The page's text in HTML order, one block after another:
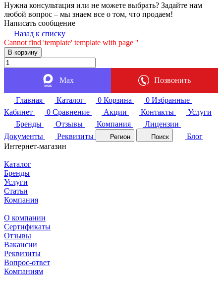
Нужна консультация или не можете выбрать? Задайте нам
любой вопрос – мы знаем все о том, что продаем!
Написать сообщение
Назад к списку
Cannot find 'template' template with page ''
В корзину
Max Позвонить
Главная Каталог 0 Корзина 0 Избранные
Кабинет
0 Сравнение Акции Контакты
Услуги
Бренды
Отзывы Компания
Лицензии
Документы
Реквизиты Регион Поиск
Блог
Интернет-магазин
Каталог
Бренды
Услуги
Статьи
Компания
О компании
Сертификаты
Отзывы
Вакансии
Реквизиты
Вопрос-ответ
Компаниям